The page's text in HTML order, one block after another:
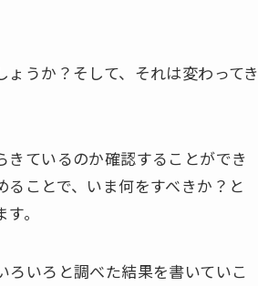
うか？そして、それは変わってき
きているのか確認することができ
ことで、いま何をすべきか？と
。
いろと調べた結果を書いていこ